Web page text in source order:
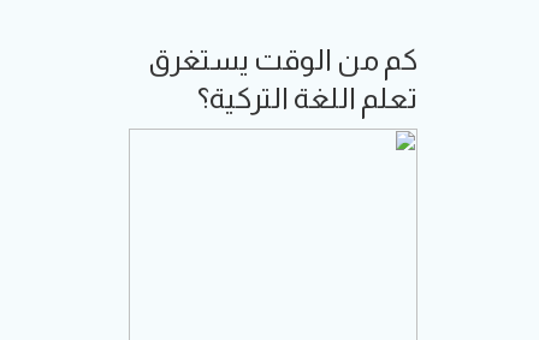
كم من الوقت يستغرق
تعلم اللغة التركية؟